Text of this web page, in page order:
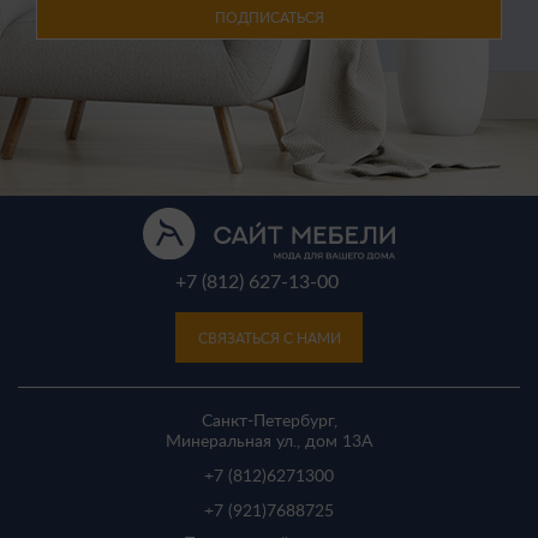
ПОДПИСАТЬСЯ
+7 (812) 627-13-00
СВЯЗАТЬСЯ С НАМИ
Санкт-Петербург,
Минеральная ул., дом 13A
+7 (812)6271300
+7 (921) 7688725